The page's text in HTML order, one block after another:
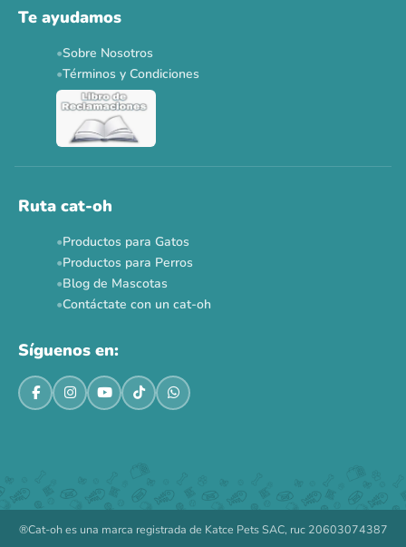
Ver todas las promos 🐾
Te ayudamos
Sobre Nosotros
Términos y Condiciones
Ruta cat-oh
Productos para Gatos
Productos para Perros
Blog de Mascotas
Contáctate con un cat-oh
Síguenos en:
®Cat-oh es una marca registrada de Katce Pets SAC, ruc 20603074387